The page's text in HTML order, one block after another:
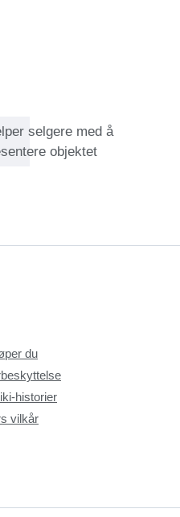
selgere med å
objektet
du
historier
vilkår